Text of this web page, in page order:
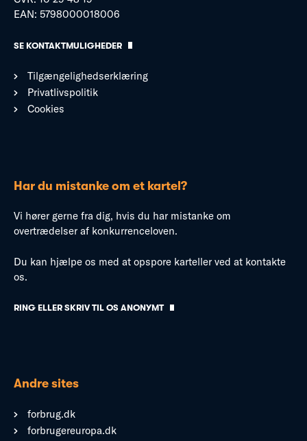
EAN: 5798000018006
SE KONTAKTMULIGHEDER
Tilgængelighedserklæring
Privatlivspolitik
Cookies
Har du mistanke om et kartel?
Vi hører gerne fra dig, hvis du har mistanke om
overtrædelser af konkurrenceloven.
Du kan hjælpe os med at opspore karteller ved at kontakte
os.
RING ELLER SKRIV TIL OS ANONYMT
Andre sites
forbrug.dk
forbrugereuropa.dk